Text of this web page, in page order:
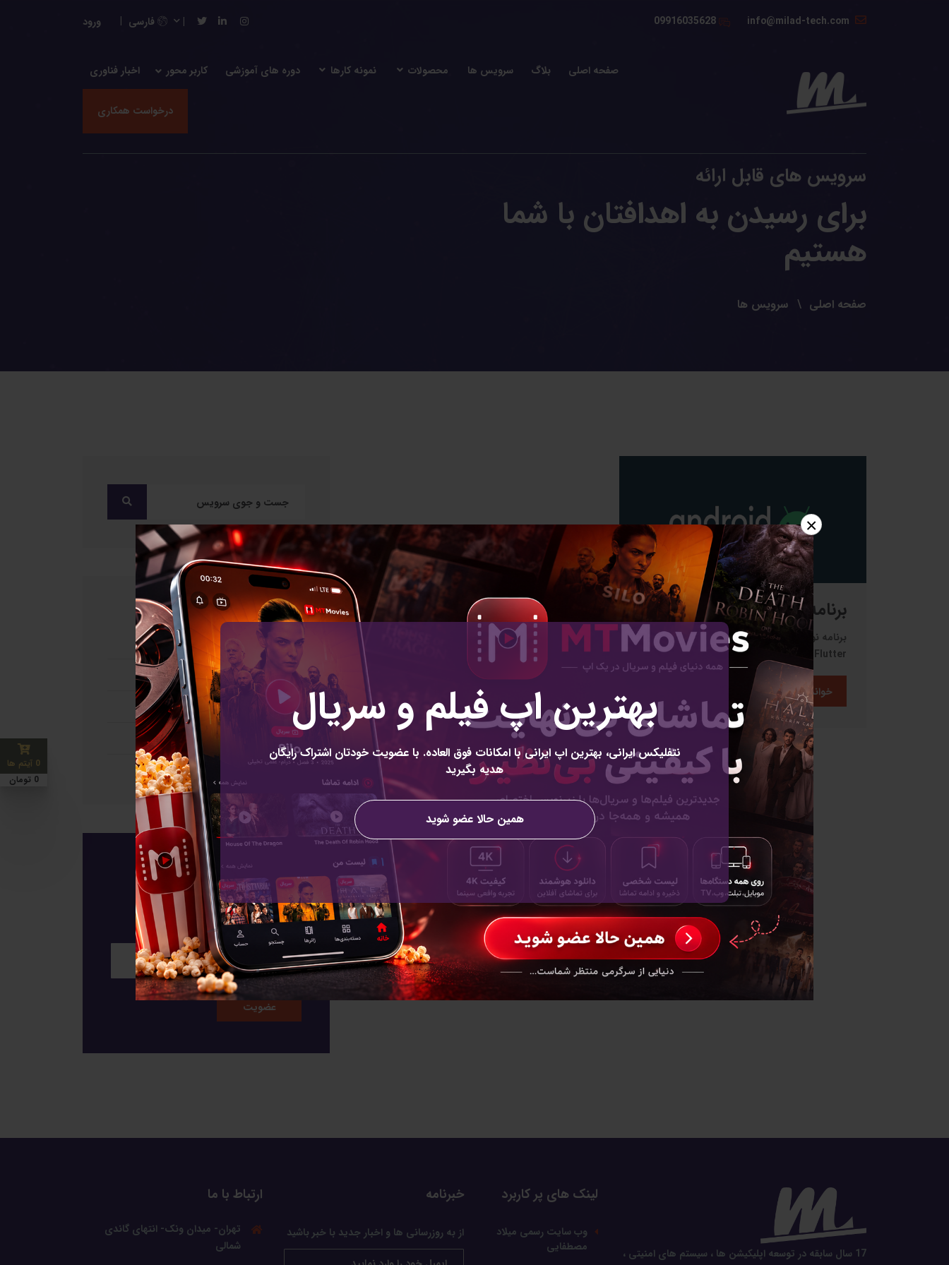
بهترین اپ فیلم و سریال
نتفلیکس ایرانی، بهترین اپ ایرانی با امکانات فوق العاده. با عضویت خودتان اشتراک رایگان
هدیه بگیرید
همین حالا عضو شوید
×
09916035628 فارسی ورود
صفحه اصلی بلاگ سرویس ها محصولات نمونه کارها دوره های آموزشی کاربر محور اخبار فناوری
درخواست همکاری
سرویس های قابل ارائه
برای رسیدن به اهدافتان با شما
هستیم
صفحه اصلی سرویس ها
برنامه نویسی اندروید
برنامه نویسی اندروید به زبان های Java و
Flutter
خواندن بیشتر
دسته بندی ها
تحت وب
موبایل
اندروید
iOS
شبکه های مجازی
عضویت برای خبرنامه
17 سال سابقه در توسعه اپلیکیشن ها ، سیستم های امنیتی ،
لینک های پر کاربرد
وب سایت رسمی میلاد
مصطفایی
خبرنامه
از به روزرسانی ها و اخبار جدید با خبر باشید
ارتباط با ما
تهران- میدان ونک- انتهای گاندی
شمالی
0 آیتم ها
0 تومان